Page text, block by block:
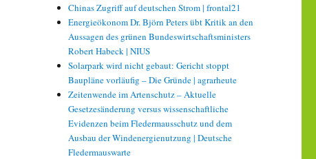
Chinas Zugriff auf deutschen Strom | frontal21
Energieökonom Dr. Björn Peters übt Kritik an den
Aussagen des grünen Bundeswirtschaftsministers
Robert Habeck | NIUS
Solarpark wird nicht gebaut: Gericht stoppt
Baupläne vorläufig – Die Gründe | agrarheute
Zeitenwende im Artenschutz – Aktuelle
Gesetzesänderung versus wissenschaftliche
Evidenzen beim Fledermausschutz und dem
Ausbau der Windenergienutzung | Deutsche
Fledermauswarte